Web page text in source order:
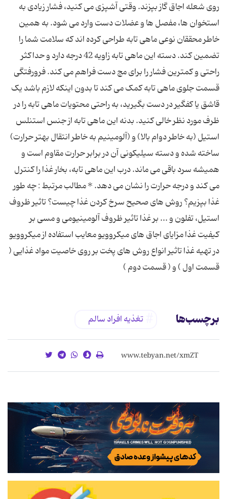
روی شعله اجاق گاز بپزند. وقتی آشپزی می کنید، فشار زیادی به
استخوان ها، مفصل ها و عضلات دست وارد می شود. به همین
خاطر محققان نوعی ماهی تابه طراحی کرده اند که سلامت شما را
تضمین کند. دسته این ماهی تابه زاویه 42 درجه دارد و حداکثر
راحتی و کمترین فشار را برای مچ دست فراهم می کند. فرورفتگی
قسمت جلوی ماهی تابه کمک می کند تا بدون اینکه لازم باشد یک
قاشق یا کفگیر در دست بگیرید، به راحتی محتویات ماهی تابه را در
ظرف مورد نظر خالی کنید. بدنه این ماهی تابه از جنس استنلس
استیل (به خاطر دوام بالا) و (آلومینیم به خاطر انتقال بهتر حرارت)
ساخته شده و دسته سیلیکونی آن در برابر حرارت مقاوم است و
همیشه سرد باقی می ماند. درب این ماهی تابه، بخار غذا را کنترل
می کند و درجه حرارت را نشان می دهد. * مطالب مرتبط : چه طور
غذا بپزیم؟ روش های صحیح سرخ کردن غذا چیست؟ تاثیر ظروف
استیل، تفلون و ... بر غذا تاثیر ظروف آلومینیومی و مسی بر
کیفیت غذا مزایای اجاق های میکروویو معایب استفاده از میکروویو
در تهیه غذا تاثیر انواع روش های پخت بر روی خاصیت مواد غذایی (
قسمت اول ) و ( قسمت دوم )
برچسب‌ها تغذيه افراد سالم